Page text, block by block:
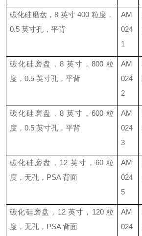
碳化硅磨盘，8 英寸400 粒度，
0.5 英寸孔，平背
AM
024
1
碳化硅磨盘， 8 英寸， 800 粒
度， 0.5 英寸孔，平背
AM
024
2
碳化硅磨盘， 8 英寸， 600 粒
度， 0.5 英寸孔，平背
AM
024
3
碳化硅磨盘， 12 英寸， 60 粒
度，无孔， PSA背面
AM
024
5
碳化硅磨盘， 12 英寸， 120粒
度，无孔， PSA背面
AM
024